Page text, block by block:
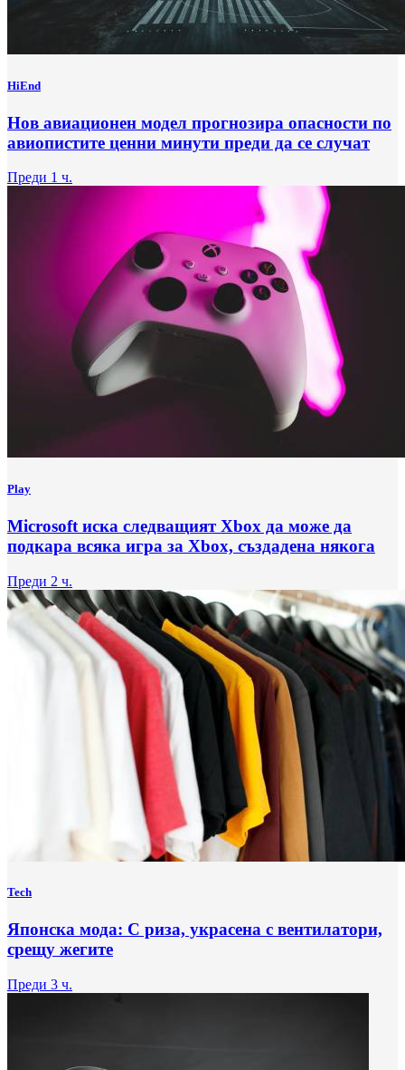
HiEnd
Нов авиационен модел прогнозира опасности по
авиопистите ценни минути преди да се случат
Преди 1 ч.
Play
Microsoft иска следващият Xbox да може да
подкара всяка игра за Xbox, създадена някога
Преди 2 ч.
Tech
Японска мода: С риза, украсена с вентилатори,
срещу жегите
Преди 3 ч.